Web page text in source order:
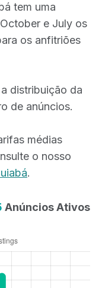
tem uma
e July os
os anfitriões
distribuição da
de anúncios.
médias
o nosso
.
Anúncios Ativos